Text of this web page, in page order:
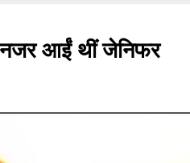
नजर आईं थीं जेनिफर